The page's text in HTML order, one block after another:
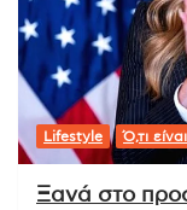
Lifestyle Ό,τι
Ξανά στο